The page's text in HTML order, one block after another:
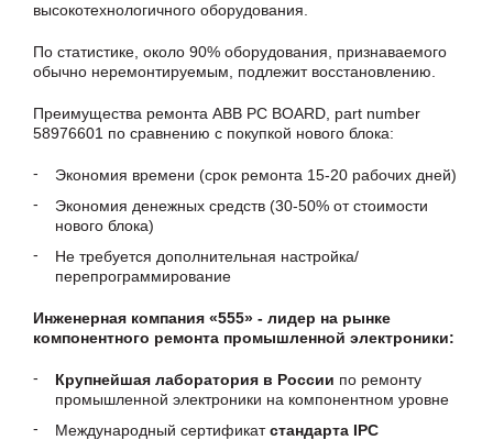
высокотехнологичного оборудования.
По статистике, около 90% оборудования, признаваемого
обычно неремонтируемым, подлежит восстановлению.
Преимущества ремонта ABB PC BOARD, part number
58976601 по сравнению с покупкой нового блока:
Экономия времени (срок ремонта 15-20 рабочих дней)
Экономия денежных средств (30-50% от стоимости
нового блока)
Не требуется дополнительная настройка/
перепрограммирование
Инженерная компания «555» - лидер на рынке
компонентного ремонта промышленной электроники:
Крупнейшая лаборатория в России по ремонту
промышленной электроники на компонентном уровне
Международный сертификатстандарта IPC